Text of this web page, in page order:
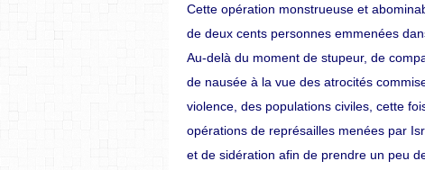
Cette opération monstrueuse et
de deux cents personnes emmenées
Au-delà du moment de stupeur, de
de nausée à la vue des atrocités
violence, des populations civiles, cette
opérations de représailles menées par
et de sidération afin de prendre un peu